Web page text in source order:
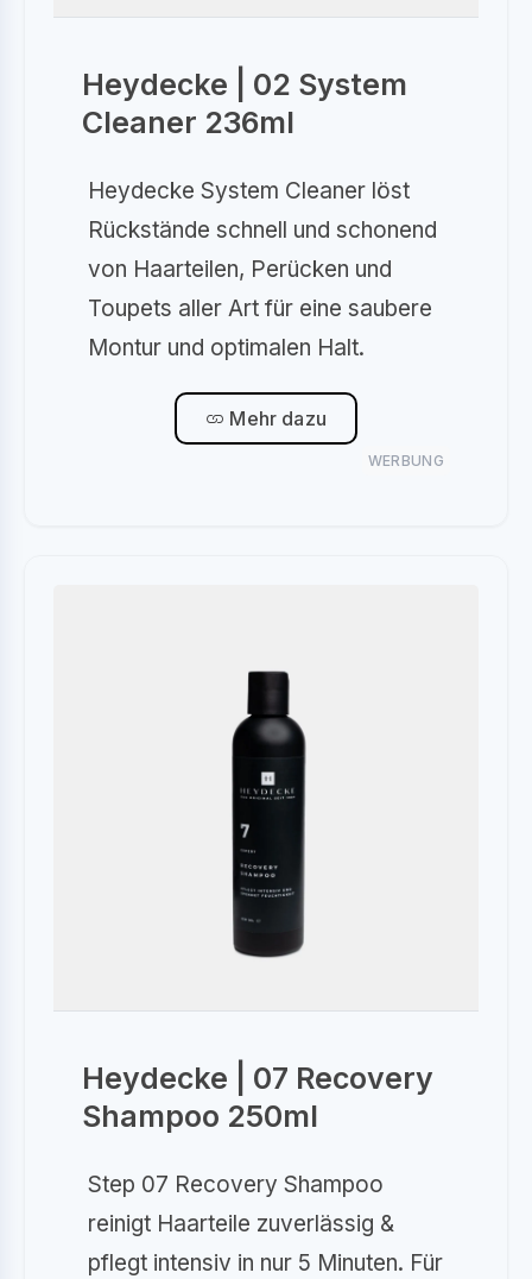
Heydecke | 02 System
Cleaner 236ml
Heydecke System Cleaner löst
Rückstände schnell und schonend
von Haarteilen, Perücken und
Toupets aller Art für eine saubere
Montur und optimalen Halt.
Mehr dazu
WERBUNG
Heydecke | 07 Recovery
Shampoo 250ml
Step 07 Recovery Shampoo
reinigt Haarteile zuverlässig &
pflegt intensiv in nur 5 Minuten. Für